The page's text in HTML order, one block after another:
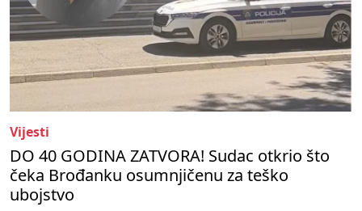
Vijesti
DO 40 GODINA ZATVORA! Sudac otkrio što
čeka Brođanku osumnjičenu za teško
ubojstvo